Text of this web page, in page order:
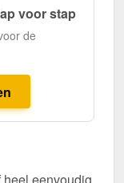
voor stap
de
eenvoudig